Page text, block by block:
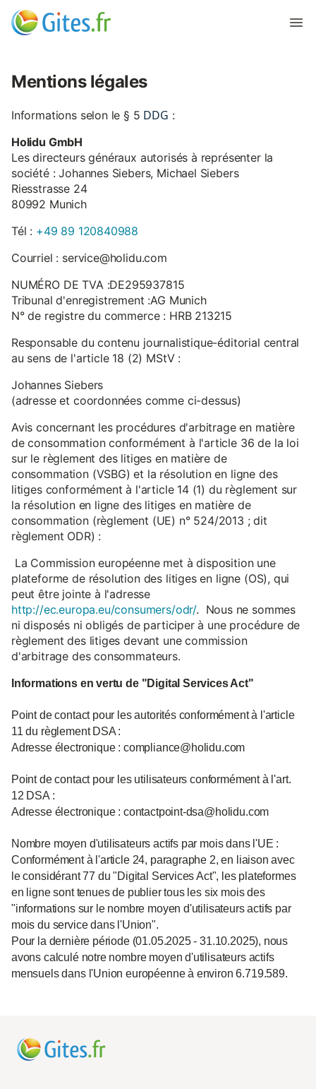
Mentions légales
Informations selon le § 5 DDG :
Holidu GmbH
Les directeurs généraux autorisés à représenter la
société : Johannes Siebers, Michael Siebers
Riesstrasse 24
80992 Munich
Tél : +49 89 120840988
Courriel : service@holidu.com
NUMÉRO DE TVA :DE295937815
Tribunal d'enregistrement :AG Munich
N° de registre du commerce : HRB 213215
Responsable du contenu journalistique-éditorial central
au sens de l'article 18 (2) MStV :
Johannes Siebers
(adresse et coordonnées comme ci-dessus)
Avis concernant les procédures d'arbitrage en matière
de consommation conformément à l'article 36 de la loi
sur le règlement des litiges en matière de
consommation (VSBG) et la résolution en ligne des
litiges conformément à l'article 14 (1) du règlement sur
la résolution en ligne des litiges en matière de
consommation (règlement (UE) n° 524/2013 ; dit
règlement ODR) :
La Commission européenne met à disposition une
plateforme de résolution des litiges en ligne (OS), qui
peut être jointe à l'adresse
http://ec.europa.eu/consumers/odr/. Nous ne sommes
ni disposés ni obligés de participer à une procédure de
règlement des litiges devant une commission
d'arbitrage des consommateurs.
Informations en vertu de "Digital Services Act"
Point de contact pour les autorités conformément à l'article
11 du règlement DSA :
Adresse électronique : compliance@holidu.com
Point de contact pour les utilisateurs conformément à l'art.
12 DSA :
Adresse électronique : contactpoint-dsa@holidu.com
Nombre moyen d'utilisateurs actifs par mois dans l'UE :
Conformément à l'article 24, paragraphe 2, en liaison avec
le considérant 77 du "Digital Services Act", les plateformes
en ligne sont tenues de publier tous les six mois des
"informations sur le nombre moyen d'utilisateurs actifs par
mois du service dans l'Union".
Pour la dernière période (01.05.2025 - 31.10.2025), nous
avons calculé notre nombre moyen d'utilisateurs actifs
mensuels dans l'Union européenne à environ 6.719.589.